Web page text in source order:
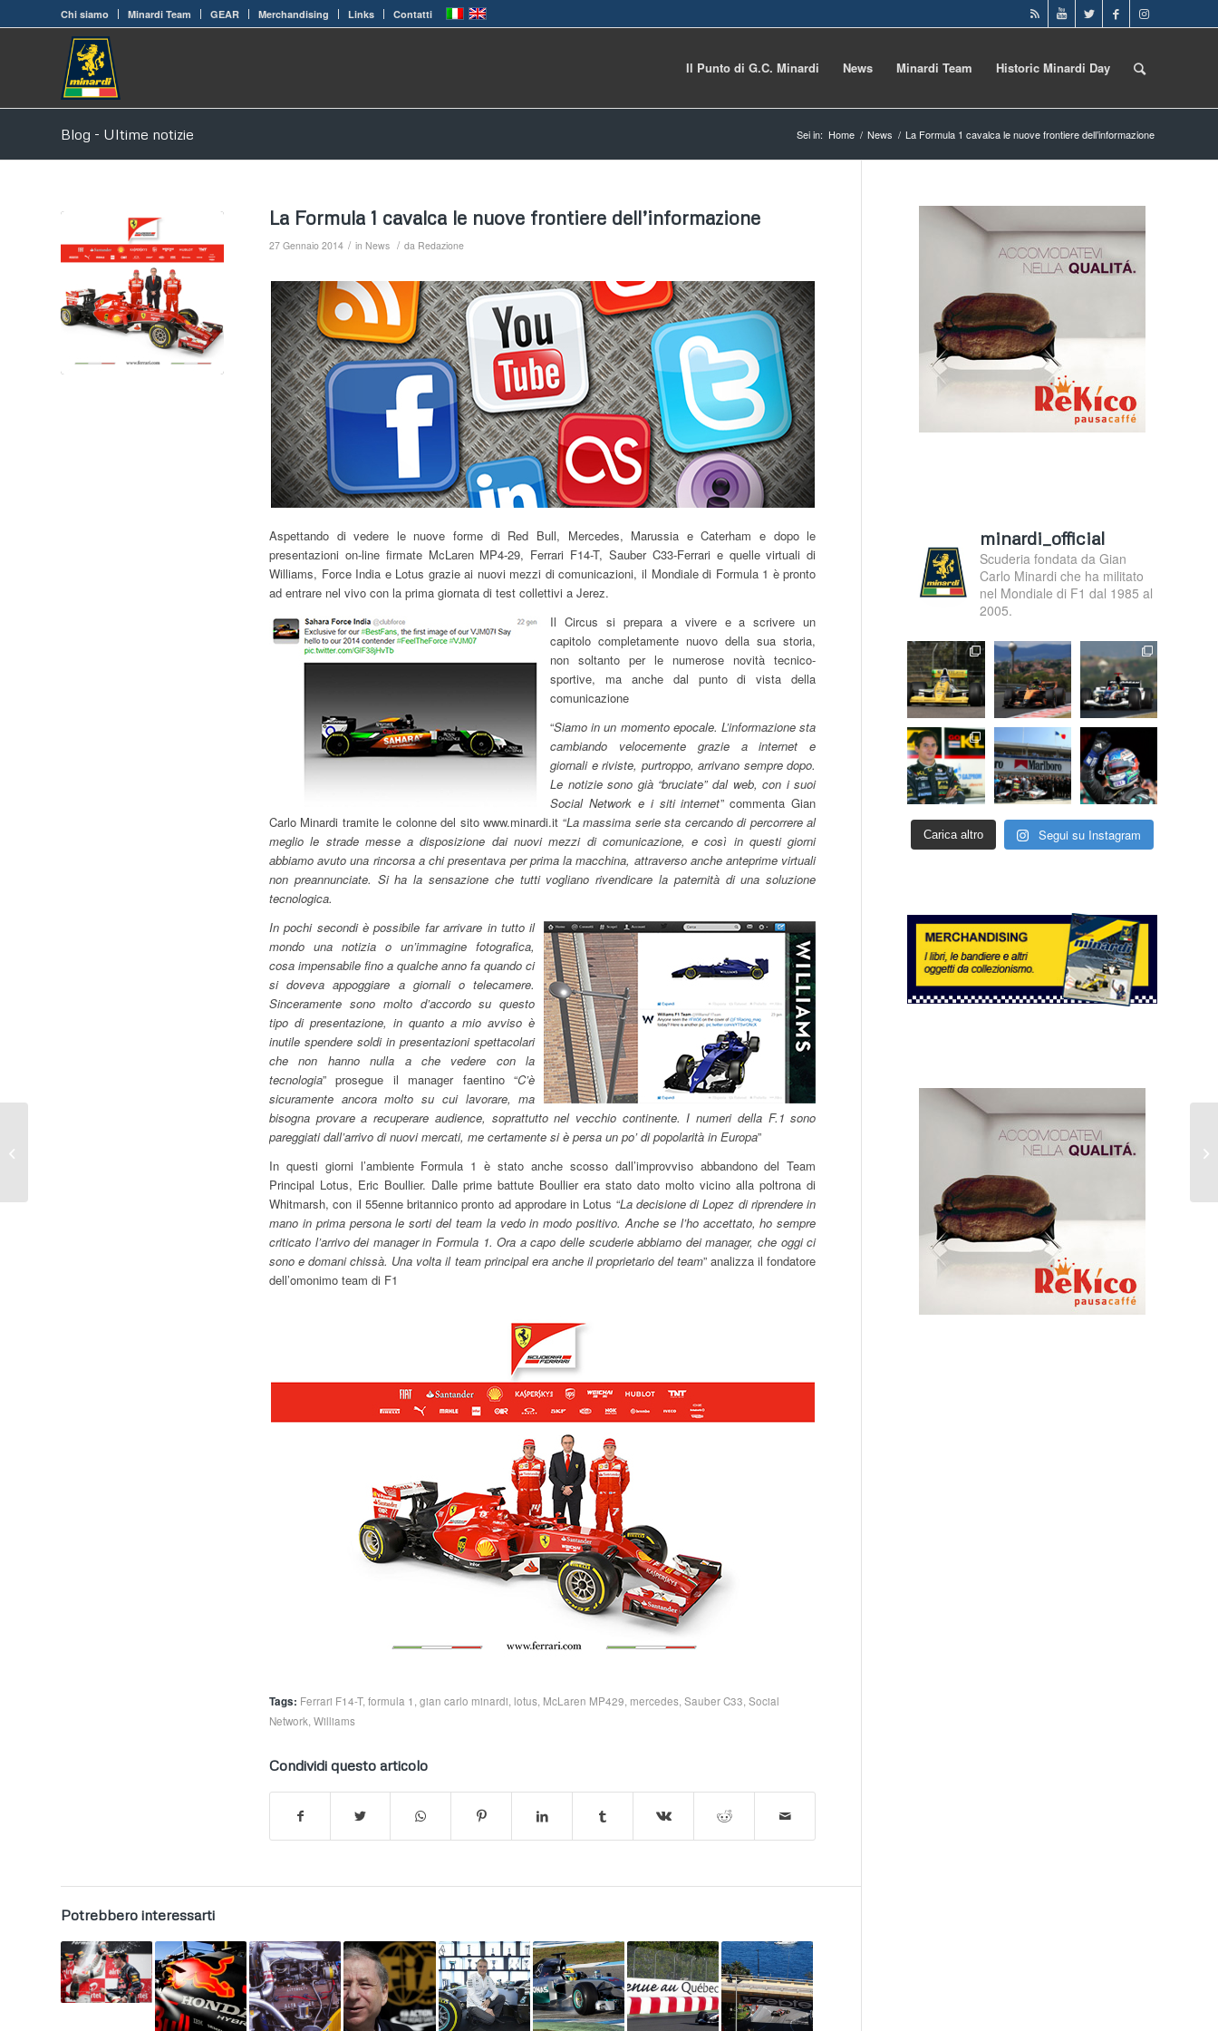
Chi siamo Minardi Team GEAR Merchandising Links Contatti
Il Punto di G.C. Minardi News Minardi Team Historic Minardi Day
Blog - Ultime notizie Sei in: Home / News / La Formula 1 cavalca le nuove frontiere dell’informazione
La Formula 1 cavalca le nuove frontiere dell’informazione
27 Gennaio 2014 / in News / da Redazione
Aspettando di vedere le nuove forme di Red Bull, Mercedes, Marussia e Caterham e dopo le
presentazioni on-line firmate McLaren MP4-29, Ferrari F14-T, Sauber C33-Ferrari e quelle virtuali di
Williams, Force India e Lotus grazie ai nuovi mezzi di comunicazioni, il Mondiale di Formula 1 è pronto
ad entrare nel vivo con la prima giornata di test collettivi a Jerez.
Il Circus si prepara a vivere e a scrivere un
capitolo completamente nuovo della sua storia,
non soltanto per le numerose novità tecnico-
sportive, ma anche dal punto di vista della
comunicazione
“Siamo in un momento epocale. L’informazione sta
cambiando velocemente grazie a internet e
giornali e riviste, purtroppo, arrivano sempre dopo.
Le notizie sono già “bruciate” dal web, con i suoi
Social Network e i siti internet” commenta Gian
Carlo Minardi tramite le colonne del sito www.minardi.it “La massima serie sta cercando di percorrere al
meglio le strade messe a disposizione dai nuovi mezzi di comunicazione, e così in questi giorni
abbiamo avuto una rincorsa a chi presentava per prima la macchina, attraverso anche anteprime virtuali
non preannunciate. Si ha la sensazione che tutti vogliano rivendicare la paternità di una soluzione
tecnologica.
In pochi secondi è possibile far arrivare in tutto il
mondo una notizia o un’immagine fotografica,
cosa impensabile fino a qualche anno fa quando ci
si doveva appoggiare a giornali o telecamere.
Sinceramente sono molto d’accordo su questo
tipo di presentazione, in quanto a mio avviso è
inutile spendere soldi in presentazioni spettacolari
che non hanno nulla a che vedere con la
tecnologia” prosegue il manager faentino “C’è
sicuramente ancora molto su cui lavorare, ma
bisogna provare a recuperare audience, soprattutto nel vecchio continente. I numeri della F.1 sono
pareggiati dall’arrivo di nuovi mercati, me certamente si è persa un po’ di popolarità in Europa”
In questi giorni l’ambiente Formula 1 è stato anche scosso dall’improvviso abbandono del Team
Principal Lotus, Eric Boullier. Dalle prime battute Boullier era stato dato molto vicino alla poltrona di
Whitmarsh, con il 55enne britannico pronto ad approdare in Lotus “La decisione di Lopez di riprendere in
mano in prima persona le sorti del team la vedo in modo positivo. Anche se l’ho accettato, ho sempre
criticato l’arrivo dei manager in Formula 1. Ora a capo delle scuderie abbiamo dei manager, che oggi ci
sono e domani chissà. Una volta il team principal era anche il proprietario del team” analizza il fondatore
dell’omonimo team di F1
Tags: Ferrari F14-T,formula 1 ,gian carlo minardi,lotus, McLaren MP429, mercedes,Sauber C33,Social
Network,Williams
Condividi questo articolo
Potrebbero interessarti
minardi_official
Scuderia fondata da Gian
Carlo Minardi che ha militato
nel Mondiale di F1 dal 1985 al
2005.
Carica altro Segui su Instagram